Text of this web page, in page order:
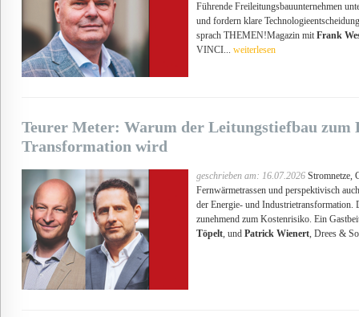
Führende Freileitungsbauunternehmen
und fordern klare
sprach THEMEN!Magazin mit Frank
VINCI... weiterlesen
Teurer Meter: Warum der Leitungstiefbau zum
Transformation wird
geschrieben am: 16.07.2026Stromnetze,
Fernwärmetrassen und perspektivisch
der Energie- und
zunehmend zum Kostenrisiko. Ein
Töpelt, und Patrick Wienert, Drees &